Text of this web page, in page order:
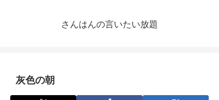
さんはんの言いたい放題
灰色の朝